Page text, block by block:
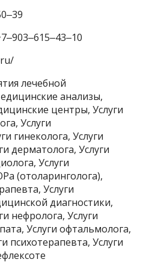
лечебной
анализы,
центры, Услуги
Услуги
гинеколога, Услуги
дерматолога, Услуги
Услуги
(отоларинголога),
Услуги
диагностики,
нефролога, Услуги
Услуги офтальмолога,
психотерапевта, Услуги